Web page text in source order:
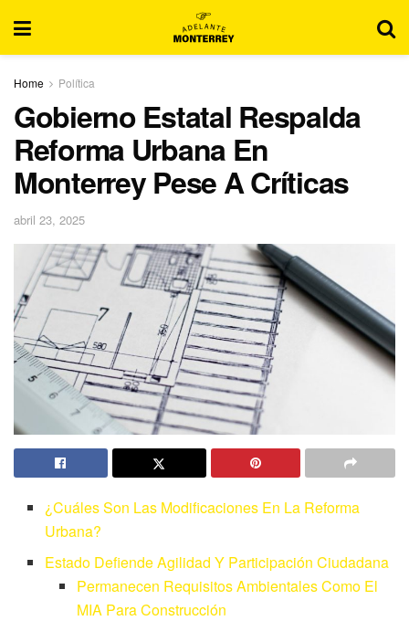
Home Política
Gobierno Estatal Respalda
Reforma Urbana En
Monterrey Pese A Críticas
abril 23, 2025
¿Cuáles Son Las Modificaciones En La Reforma
Urbana?
Estado Defiende Agilidad Y Participación Ciudadana
Permanecen Requisitos Ambientales Como El
MIA Para Construcción